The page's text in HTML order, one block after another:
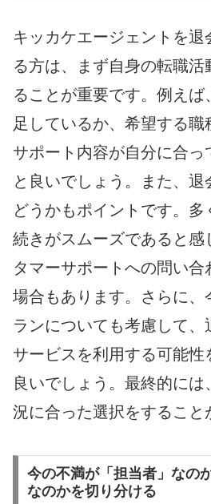
キッカケエージェントを退
る方は、まず自身の転職活
ることが重要です。例えば
足しているか、希望する職
サポート内容が自分に合っ
と良いでしょう。また、
どうかもポイントです。
続きがスムーズであると感
タマーサポートへの問い合
場合もあります。さらに、
ランについても考慮して、
サービスを利用する可能性
良いでしょう。最終的には
況に合った選択をすること
今の不満が「担当者」なの
なのかを切り分ける